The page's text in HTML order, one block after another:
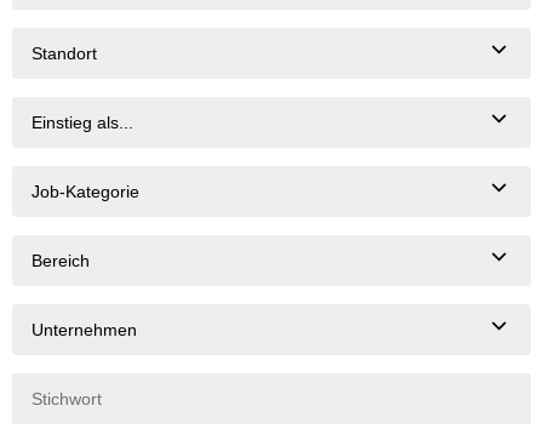
Standort
Einstieg als...
Job-Kategorie
Bereich
Unternehmen